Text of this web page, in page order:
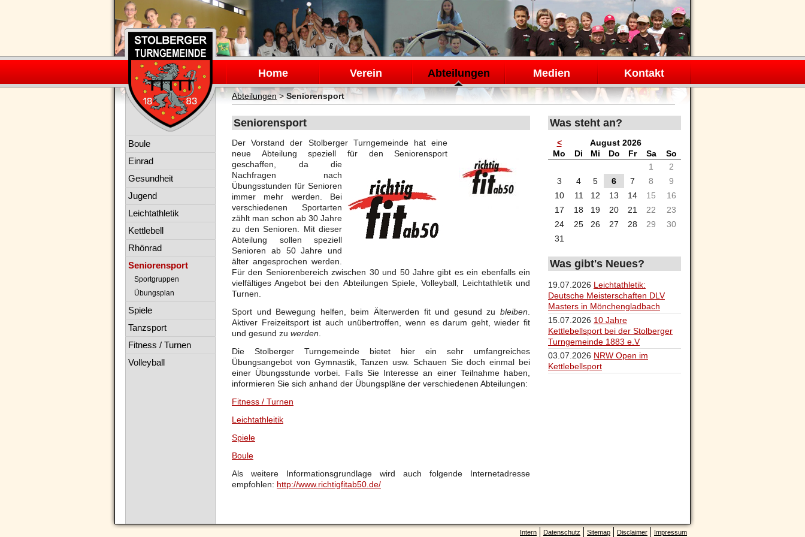
Navigation
überspringen
Home Verein Abteilungen Medien Kontakt
Abteilungen>Seniorensport
Seniorensport
Der Vorstand der Stolberger Turngemeindehat eine
neue Abteilung speziell für den Seniorensport
geschaffen, da die
Nachfragen nach
Übungsstunden für Senioren
immer mehr werden. Bei
verschiedenen Sportarten
zählt man schon ab 30 Jahre
zu den Senioren. Mit dieser
Abteilung sollen speziell
Senioren ab 50 Jahre und
älter angesprochen werden.
Für den Seniorenbereich zwischen 30 und 50 Jahre gibt es ein ebenfalls ein
vielfältiges Angebot bei den Abteilungen Spiele, Volleyball, Leichtathletik und
Turnen.
Sport und Bewegung helfen, beim Älterwerden fit und gesund zu bleiben
Aktiver Freizeitsportist auch unübertroffen, wenn es darum geht, wieder fit
und gesund zu werden
Die Stolberger Turngemeinde bietet hier ein sehr umfangreiches
Übungsangebot von Gymnastik, Tanzen usw. Schauen Sie doch einmal bei
einer Übungsstunde vorbei. Falls Sie Interesse an einer Teilnahme haben,
informieren Sie sich anhand der Übungspläne der verschiedenen Abteilungen:
Fitness / Turnen
Leichtathleitik
Spiele
Boule
Als weitere Informationsgrundlage wird auch folgende Internetadresse
empfohlen: http://www.richtigfitab50.de/
Navigation
Boule
Einrad
Gesundheit
Jugend
Leichtathletik
Kettlebell
Rhönrad
Seniorensport
Sportgruppen
Übungsplan
Spiele
Tanzsport
Fitness / Turnen
Volleyball
Was steht an?
<
August 2026
Mo ntag
Di enstag
Mi ttwoch
Donnerstag
Freitag
Samstag
Sonntag
1
2
3
4 5 6 7 8
9
10
11 12 13 14 15
16
17
18 19 20 21 22
23
24
25 26 27 28 29
30
31
Was gibt's Neues?
19.07.2026 Leichtathletik:
Deutsche Meisterschaften DLV
Masters in Mönchengladbach
15.07.2026 10 Jahre
Kettlebellsport bei der Stolberger
Turngemeinde 1883 e.V
03.07.2026 NRW Open im
Kettlebellsport
Navigation
Impressum
Disclaimer
Sitemap
Datenschutz
Intern